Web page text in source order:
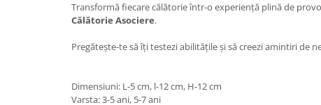
Transformă fiecare călătorie într-o experiență plină de
Călătorie Asociere.
Pregătește-te să îți testezi abilitățile și să creezi amintiri de
Dimensiuni: L-5 cm, l-12 cm, H-12 cm
Varsta: 3-5 ani, 5-7 ani